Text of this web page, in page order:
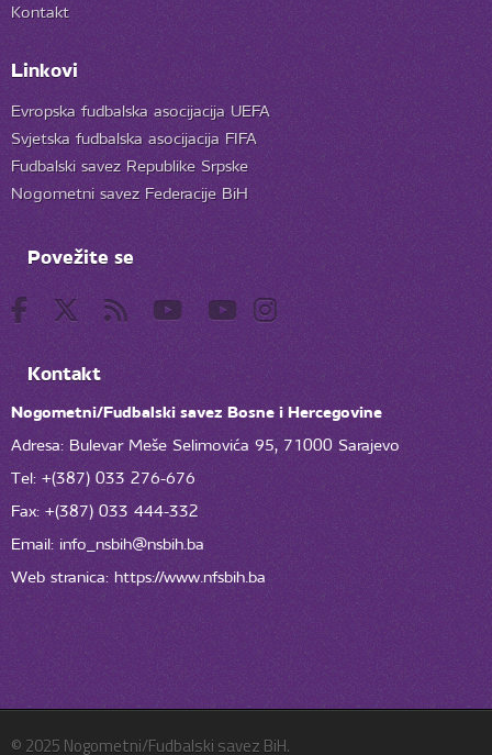
Kontakt
Linkovi
Evropska fudbalska asocijacija UEFA
Svjetska fudbalska asocijacija FIFA
Fudbalski savez Republike Srpske
Nogometni savez Federacije BiH
Povežite se
Kontakt
Nogometni/Fudbalski savez Bosne i Hercegovine
Adresa: Bulevar Meše Selimovića 95, 71000 Sarajevo
Tel: +(387) 033 276-676
Fax: +(387) 033 444-332
Email:info_nsbih@nsbih.ba
Web stranica: https://www.nfsbih.ba
© 2025 Nogometni/Fudbalski savez BiH.